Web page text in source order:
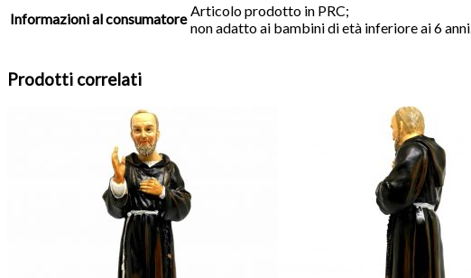
Informazioni al consumatore Articolo prodotto in PRC;
non adatto ai bambini di età inferiore ai 6 anni.
Prodotti correlati